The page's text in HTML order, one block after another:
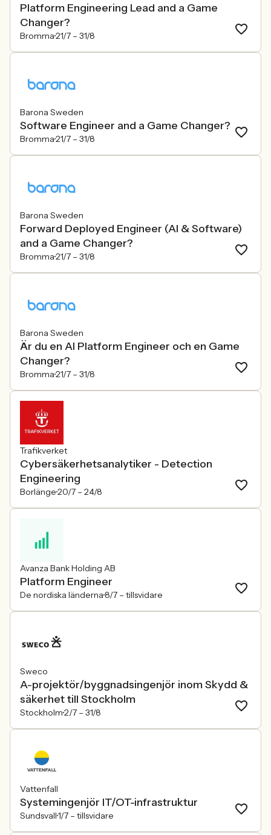
Platform Engineering Lead and a Game
Changer?
Bromma21/7 – 31/8
Barona Sweden
Software Engineer and a Game Changer?
Bromma21/7 – 31/8
Barona Sweden
Forward Deployed Engineer (AI & Software)
and a Game Changer?
Bromma21/7 – 31/8
Barona Sweden
Är du en AI Platform Engineer och en Game
Changer?
Bromma21/7 – 31/8
Trafikverket
Cybersäkerhetsanalytiker - Detection
Engineering
Borlänge20/7 – 24/8
Avanza Bank Holding AB
Platform Engineer
De nordiska länderna8/7 – tillsvidare
Sweco
A-projektör/byggnadsingenjör inom Skydd &
säkerhet till Stockholm
Stockholm2/7 – 31/8
Vattenfall
Systemingenjör IT/OT-infrastruktur
Sundsvall1/7 – tillsvidare